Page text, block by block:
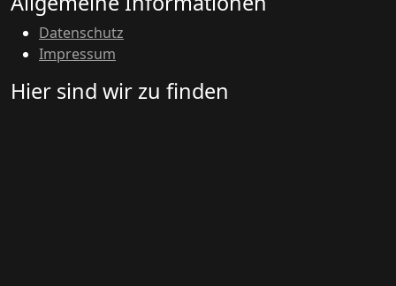
Datenschutz
Impressum
Hier sind wir zu finden